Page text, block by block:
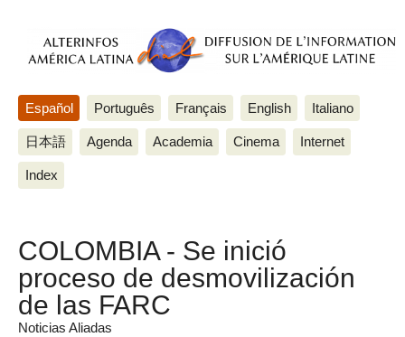
Español Português Français English Italiano
日本語 Agenda Academia Cinema Internet
Index
COLOMBIA - Se inició
proceso de desmovilización
de las FARC
Noticias Aliadas